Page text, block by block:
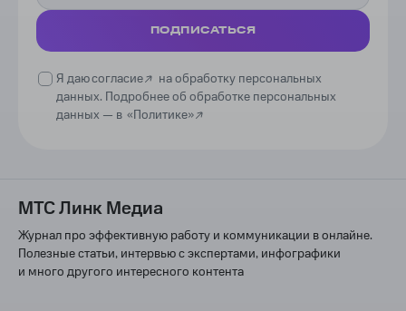
ПОДПИСАТЬСЯ
Я даюсогласие
на обработку персональных
данных. Подробнее об обработке персональных
данных — в «Политике»
МТС Линк Медиа
Журнал про эффективную работу и коммуникации в онлайне.
Полезные статьи, интервью с экспертами, инфографики
и много другого интересного контента